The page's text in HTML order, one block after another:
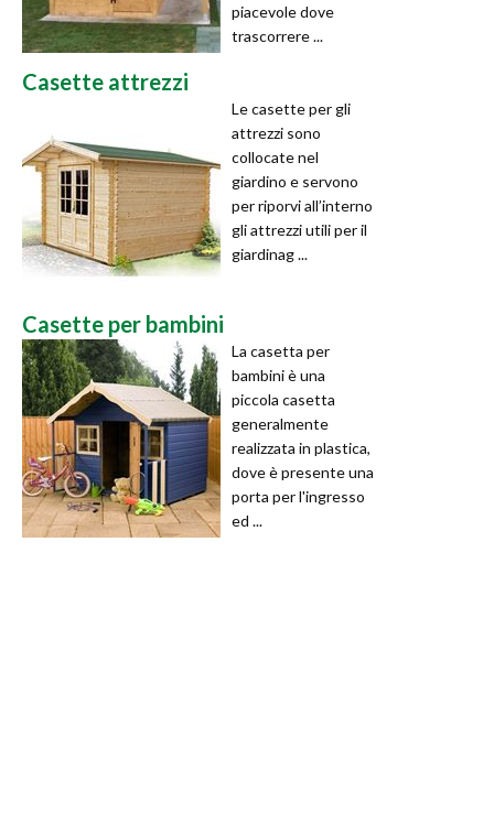
piacevole dove
trascorrere ...
Casette attrezzi
Le casette per gli
attrezzi sono
collocate nel
giardino e servono
per riporvi all’interno
gli attrezzi utili per il
giardinag ...
Casette per bambini
La casetta per
bambini è una
piccola casetta
generalmente
realizzata in plastica,
dove è presente una
porta per l'ingresso
ed ...